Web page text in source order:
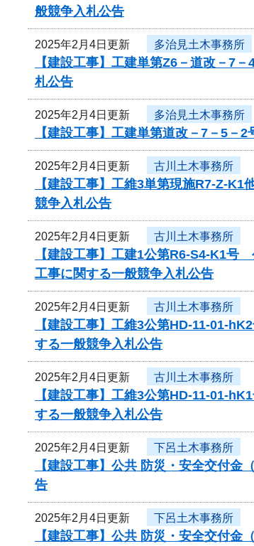
般競争入札公告
2025年2月4日更新 多治見土木事務所
【建設工事】工建単第Z6－道改－7
札公告
2025年2月4日更新 多治見土木事務所
【建設工事】工建単第道改－7－5
2025年2月4日更新 古川土木事務所
【建設工事】工維3単第現施R7-Z-
競争入札公告
2025年2月4日更新 古川土木事務所
【建設工事】工建1公第R6-S4-K1
工事に関する一般競争入札公告
2025年2月4日更新 古川土木事務所
【建設工事】工維3公第HD-11-01-
する一般競争入札公告
2025年2月4日更新 古川土木事務所
【建設工事】工維3公第HD-11-01-
する一般競争入札公告
2025年2月4日更新 下呂土木事務所
【建設工事】公共 防災・安全交付
告
2025年2月4日更新 下呂土木事務所
【建設工事】公共 防災・安全交付